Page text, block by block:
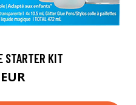
STARTER KIT